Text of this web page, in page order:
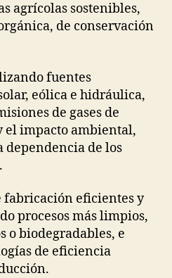
agrícolas sostenibles,
de conservación
fuentes
eólica e hidráulica,
de gases de
el impacto ambiental,
dependencia de los
fabricación eficientes y
procesos más limpios,
o biodegradables, e
de eficiencia